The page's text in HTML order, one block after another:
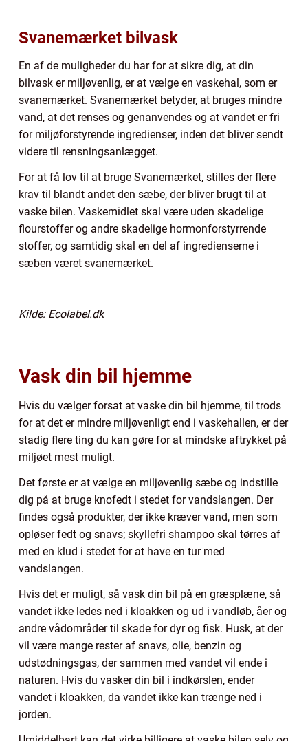
Svanemærket bilvask
En af de muligheder du har for at sikre dig, at din
bilvask er miljøvenlig, er at vælge en vaskehal, som er
svanemærket. Svanemærket betyder, at bruges mindre
vand, at det renses og genanvendes og at vandet er fri
for miljøforstyrende ingredienser, inden det bliver sendt
videre til rensningsanlægget.
For at få lov til at bruge Svanemærket, stilles der flere
krav til blandt andet den sæbe, der bliver brugt til at
vaske bilen. Vaskemidlet skal være uden skadelige
flourstoffer og andre skadelige hormonforstyrrende
stoffer, og samtidig skal en del af ingredienserne i
sæben været svanemærket.
Kilde: Ecolabel.dk
Vask din bil hjemme
Hvis du vælger forsat at vaske din bil hjemme, til trods
for at det er mindre miljøvenligt end i vaskehallen, er der
stadig flere ting du kan gøre for at mindske aftrykket på
miljøet mest muligt.
Det første er at vælge en miljøvenlig sæbe og indstille
dig på at bruge knofedt i stedet for vandslangen. Der
findes også produkter, der ikke kræver vand, men som
opløser fedt og snavs; skyllefri shampoo skal tørres af
med en klud i stedet for at have en tur med
vandslangen.
Hvis det er muligt, så vask din bil på en græsplæne, så
vandet ikke ledes ned i kloakken og ud i vandløb, åer og
andre vådområder til skade for dyr og fisk. Husk, at der
vil være mange rester af snavs, olie, benzin og
udstødningsgas, der sammen med vandet vil ende i
naturen. Hvis du vasker din bil i indkørslen, ender
vandet i kloakken, da vandet ikke kan trænge ned i
jorden.